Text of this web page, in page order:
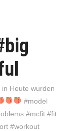
in Heute wurden
#model
#mcfit #fit
#workout